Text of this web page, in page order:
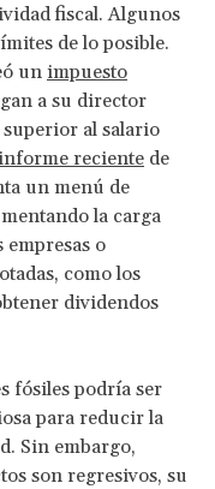
fiscal. Algunos
de lo posible.
un impuesto
a su director
al salario
reciente de
un menú de
la carga
o
como los
dividendos
fósiles podría ser
para reducir la
Sin embargo,
son regresivos, su